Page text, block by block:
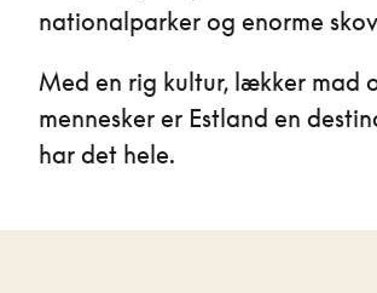
nationalparker og enorme
Med en rig kultur, lækker mad
mennesker er Estland en
har det hele.